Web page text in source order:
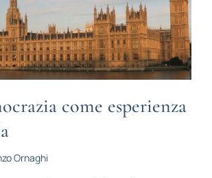
STUDI
RUBRICHE
come esperienza
Ornaghi